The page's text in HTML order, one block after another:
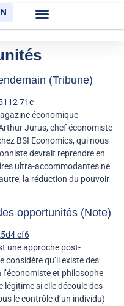
(Tribune)
économique
Jurus, chef économiste
BSI Economics, qui nous
devrait reprendre en
ultra-accommodantes ne
la réduction du pouvoir
opportunités (Note)
une approche post-
considère qu’il existe des
et philosophe
légitime si elle découle des
le contrôle d’un individu)